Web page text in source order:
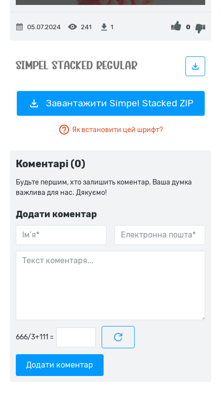
05.07.2024 241 1 0
Завантажити Simpel Stacked ZIP
Як встановити цей шрифт?
Коментарі (0)
Будьте першим, хто залишить коментар. Ваша думка
важлива для нас. Дякуємо!
Додати коментар
=
Додати коментар